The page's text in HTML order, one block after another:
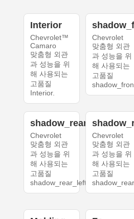
Interior
Chevrolet™
Camaro
맞춤형 외관
과 성능을 위
해 사용되는
고품질
Interior.
Chevrolet
맞춤형 외관
과 성능을 위
해 사용되는
고품질
shadow_rear_left
Chevrolet
맞춤형 외관
과 성능을 위
해 사용되는
고품질
shadow_rear_left.
Chevrolet
맞춤형 외관
과 성능을 위
해 사용되는
고품질